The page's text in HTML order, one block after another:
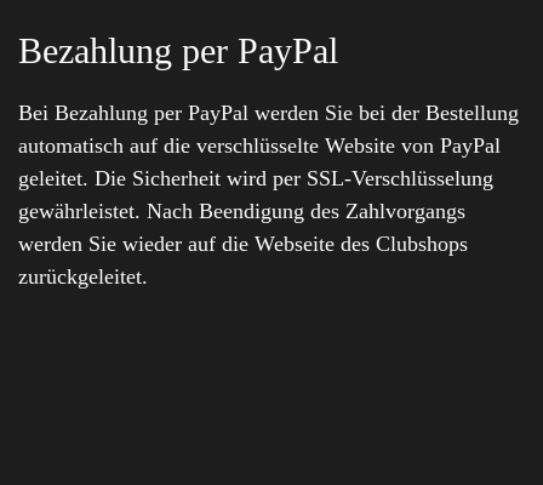
Bezahlung per PayPal
Bei Bezahlung per PayPal werden Sie bei der Bestellung
automatisch auf die verschlüsselte Website von PayPal
geleitet. Die Sicherheit wird per SSL-Verschlüsselung
gewährleistet. Nach Beendigung des Zahlvorgangs
werden Sie wieder auf die Webseite des Clubshops
zurückgeleitet.